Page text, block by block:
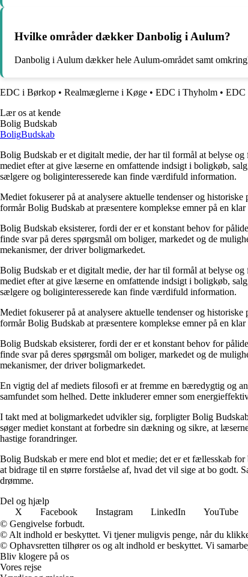
Hvilke områder dækker Danbolig i Aulum?
Danbolig i Aulum dækker hele Aulum-området samt
EDC i Børkop • Realmæglerne i Køge • EDC i Thyholm • EDC
Lær os at kende
Bolig Budskab
BoligBudskab
Bolig Budskab er et digitalt medie, der har til formål at belyse
mediet efter at give læserne en omfattende indsigt i boligkøb,
sælgere og boliginteresserede kan finde værdifuld information.
Mediet fokuserer på at analysere aktuelle tendenser og
formår Bolig Budskab at præsentere komplekse emner på en
Bolig Budskab eksisterer, fordi der er et konstant behov for
finde svar på deres spørgsmål om boliger, markedet og de
mekanismer, der driver boligmarkedet.
Bolig Budskab er et digitalt medie, der har til formål at belyse
mediet efter at give læserne en omfattende indsigt i boligkøb,
sælgere og boliginteresserede kan finde værdifuld information.
Mediet fokuserer på at analysere aktuelle tendenser og
formår Bolig Budskab at præsentere komplekse emner på en
Bolig Budskab eksisterer, fordi der er et konstant behov for
finde svar på deres spørgsmål om boliger, markedet og de
mekanismer, der driver boligmarkedet.
En vigtig del af mediets filosofi er at fremme en bæredygtig og
samfundet som helhed. Dette inkluderer emner som
I takt med at boligmarkedet udvikler sig, forpligter Bolig
søger mediet konstant at forbedre sin dækning og sikre, at
hastige forandringer.
Bolig Budskab er mere end blot et medie; det er et fællesskab
at bidrage til en større forståelse af, hvad det vil sige at bo
drømme.
Del og hjælp
X
Facebook Instagram LinkedIn YouTube
© Gengivelse forbudt.
© Alt indhold er beskyttet. Vi tjener muligvis penge, når du
© Ophavsretten tilhører os og alt indhold er beskyttet. Vi
Bliv klogere på os
Vores rejse